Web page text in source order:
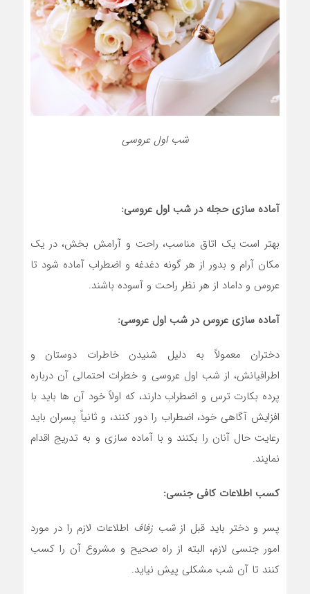
شب اول عروسی
آماده سازی حجله در شب اول عروسی:
بهتر است یک اتاق مناسب، راحت و آرامش بخش، در یک
مکان آرام و بدور از هر گونه دغدغه و اضطراب آماده شود تا
عروس و داماد از هر نظر راحت و آسوده باشند.
آماده سازی عروس در شب اول عروسی:
دختران معمولاً به دلیل شنیدن خاطرات دوستان و
اطرافیانش، از شب اول عروسی و خطرات احتمالی آن درباره
پرده بکارت ترس و اضطراب دارند، که اولاً خود آن ها باید با
افزایش آگاهی خود، اضطراب را دور کنند، و ثانیاً پسران باید
رعایت حال آنان را بکنند و با آماده سازی و به تدریج اقدام
نمایند.
کسب اطلاعات کافی جنسی:
پسر و دختر باید قبل ازشب زفاف اطلاعات لازم را در مورد
امور جنسی لازم، البته از راه صحیح و مشروع آن را کسب
کنند تا آن شب مشکلی پیش نیاید.